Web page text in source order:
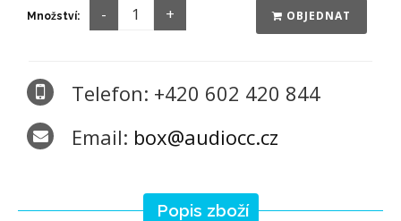
Množství: OBJEDNAT
Telefon: +420 602 420 844
Email: box@audiocc.cz
Popis zboží